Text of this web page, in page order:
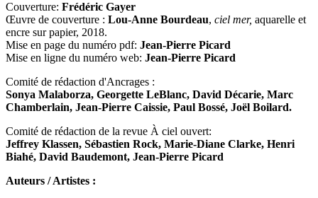
Couverture: Frédéric Gayer
Œuvre de couverture : Lou-Anne Bourdeau, ciel mer, aquarelle et
encre sur papier, 2018.
Mise en page du numéro pdf: Jean-Pierre Picard
Mise en ligne du numéro web: Jean-Pierre Picard
Comité de rédaction d'Ancrages :
Sonya Malaborza, Georgette LeBlanc, David Décarie, Marc
Chamberlain, Jean-Pierre Caissie, Paul Bossé, Joël Boilard.
Comité de rédaction de la revue À ciel ouvert:
Jeffrey Klassen, Sébastien Rock, Marie-Diane Clarke, Henri
Biahé, David Baudemont, Jean-Pierre Picard
Auteurs / Artistes :